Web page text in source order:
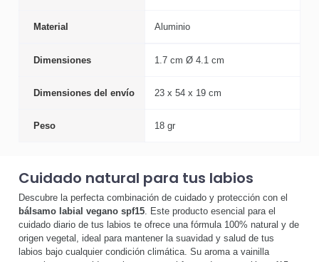
Material Aluminio
Dimensiones 1.7 cm Ø 4.1 cm
Dimensiones del envío 23 x 54 x 19 cm
Peso 18 gr
Cuidado natural para tus labios
Descubre la perfecta combinación de cuidado y protección con el
bálsamo labial vegano spf15. Este producto esencial para el
cuidado diario de tus labios te ofrece una fórmula 100% natural y de
origen vegetal, ideal para mantener la suavidad y salud de tus
labios bajo cualquier condición climática. Su aroma a vainilla